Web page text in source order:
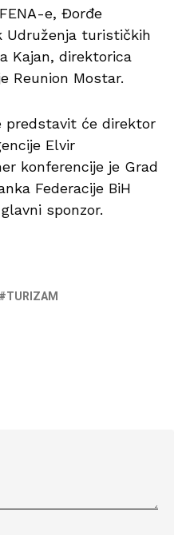
e, Đorđe
Udruženja turističkih
Kajan, direktorica
Reunion Mostar.
predstavit će direktor
Elvir
konferencije je Grad
Federacije BiH
sponzor.
TURIZAM